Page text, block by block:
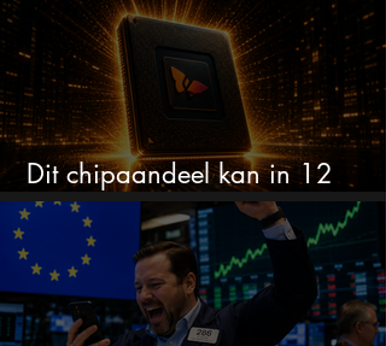
Dit chipaandeel kan in 12
maanden verdubbelen